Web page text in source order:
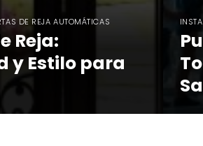
DE REJA AUTOMÁTICAS
Reja:
y Estilo para